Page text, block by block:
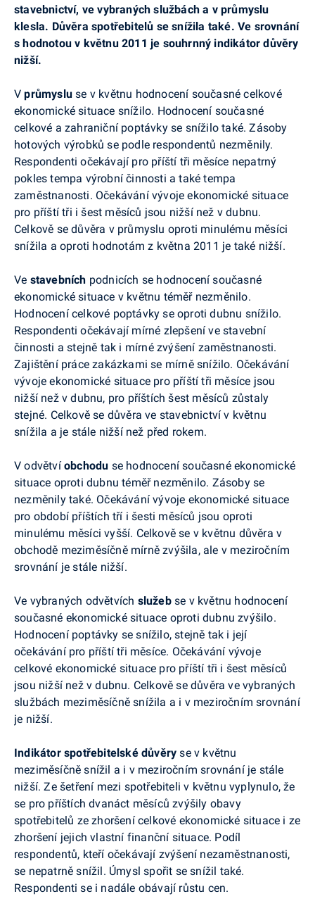
stavebnictví, ve vybraných službách a v průmyslu
klesla. Důvěra spotřebitelů se snížila také. Ve srovnání
s hodnotou v květnu 2011 je souhrnný indikátor důvěry
nižší.
Vprůmyslu se v květnu hodnocení současné celkové
ekonomické situace snížilo. Hodnocení současné
celkové a zahraniční poptávky se snížilo také. Zásoby
hotových výrobků se podle respondentů nezměnily.
Respondenti očekávají pro příští tři měsíce nepatrný
pokles tempa výrobní činnosti a také tempa
zaměstnanosti. Očekávání vývoje ekonomické situace
pro příští tři i šest měsíců jsou nižší než v dubnu.
Celkově se důvěra v průmyslu oproti minulému měsíci
snížila a oproti hodnotám z května 2011 je také nižší.
Ve stavebních podnicích se hodnocení současné
ekonomické situace v květnu téměř nezměnilo.
Hodnocení celkové poptávky se oproti dubnu snížilo.
Respondenti očekávají mírné zlepšení ve stavební
činnosti a stejně tak i mírné zvýšení zaměstnanosti.
Zajištění práce zakázkami se mírně snížilo. Očekávání
vývoje ekonomické situace pro příští tři měsíce jsou
nižší než v dubnu, pro příštích šest měsíců zůstaly
stejné. Celkově se důvěra ve stavebnictví v květnu
snížila a je stále nižší než před rokem.
V odvětvíobchodu se hodnocení současné ekonomické
situace oproti dubnu téměř nezměnilo. Zásoby se
nezměnily také. Očekávání vývoje ekonomické situace
pro období příštích tří i šesti měsíců jsou oproti
minulému měsíci vyšší. Celkově se v květnu důvěra v
obchodě meziměsíčně mírně zvýšila, ale v meziročním
srovnání je stále nižší.
Ve vybraných odvětvích služebse v květnu hodnocení
současné ekonomické situace oproti dubnu zvýšilo.
Hodnocení poptávky se snížilo, stejně tak i její
očekávání pro příští tři měsíce. Očekávání vývoje
celkové ekonomické situace pro příští tři i šest měsíců
jsou nižší než v dubnu. Celkově se důvěra ve vybraných
službách meziměsíčně snížila a i v meziročním srovnání
je nižší.
Indikátor spotřebitelské důvěry se v květnu
meziměsíčně snížil a i v meziročním srovnání je stále
nižší. Ze šetření mezi spotřebiteli v květnu vyplynulo, že
se pro příštích dvanáct měsíců zvýšily obavy
spotřebitelů ze zhoršení celkové ekonomické situace i ze
zhoršení jejich vlastní finanční situace. Podíl
respondentů, kteří očekávají zvýšení nezaměstnanosti,
se nepatrně snížil. Úmysl spořit se snížil také.
Respondenti se i nadále obávají růstu cen.